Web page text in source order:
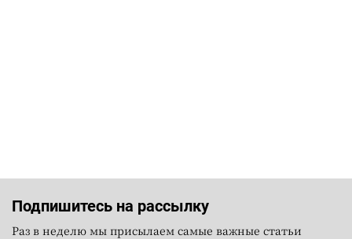
Подпишитесь на рассылку
Раз в неделю мы присылаем самые важные статьи